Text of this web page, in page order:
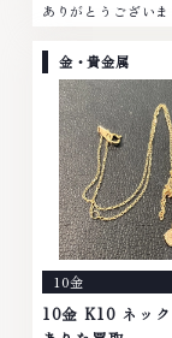
ありがとうござい
ヤモンド ブランド
類 お酒買取りのこ
せくださいなかで
等のアクセサリー
石・ダイヤモンド
ブランド品・時計
持って、高額査定
ます。 古くて使わ
まったアクセサリ
ってしまった腕時
物の高価買取りを
他店ではお値段の付
品物でも、一点一点
金・貴金属
10金
10金 K10 ネッ